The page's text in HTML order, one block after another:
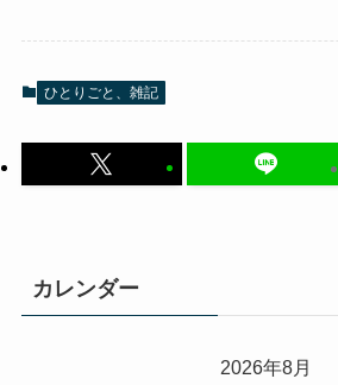
ひとりごと、雑記
カレンダー
2026年8月